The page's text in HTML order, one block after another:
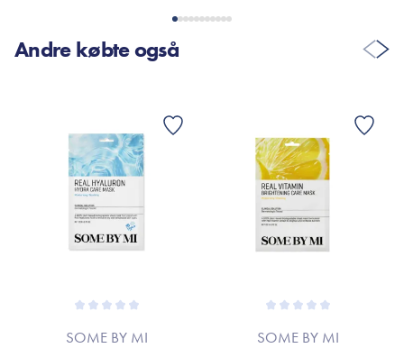
Andre købte også
SOME BY MI
SOME BY MI